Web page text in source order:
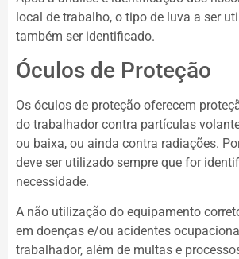
local de trabalho, o tipo de luva a ser
também ser identificado.
Óculos de Proteção
Os óculos de proteção oferecem
do trabalhador contra partículas
ou baixa, ou ainda contra radiações.
deve ser utilizado sempre que for
necessidade.
A não utilização do equipamento
em doenças e/ou acidentes
trabalhador, além de multas e